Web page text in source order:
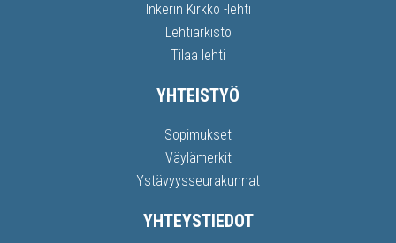
Inkerin Kirkko -lehti
Lehtiarkisto
Tilaa lehti
YHTEISTYÖ
Sopimukset
Väylämerkit
Ystävyysseurakunnat
YHTEYSTIEDOT